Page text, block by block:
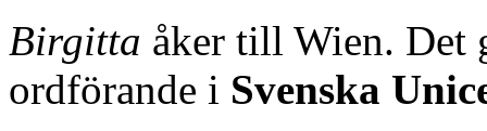
Birgitta åker till Wien. Det
ordförande i Svenska